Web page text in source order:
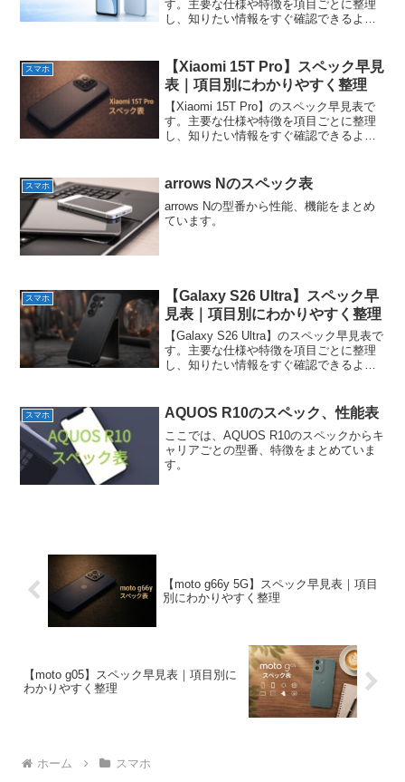
す。主要な仕様や特徴を項目ごとに整理
し、知りたい情報をすぐ確認できるよう
スマホ
【Xiaomi 15T Pro】スペック早見
表｜項目別にわかりやすく整理
【Xiaomi 15T Pro】のスペック早見表で
す。主要な仕様や特徴を項目ごとに整理
し、知りたい情報をすぐ確認できるよう
スマホ arrows Nのスペック表
arrows Nの型番から性能、機能をまとめ
ています。
スマホ
【Galaxy S26 Ultra】スペック早
見表｜項目別にわかりやすく整理
【Galaxy S26 Ultra】のスペック早見表で
す。主要な仕様や特徴を項目ごとに整理
し、知りたい情報をすぐ確認できるよう
スマホ AQUOS R10のスペック、性能表
ここでは、AQUOS R10のスペックからキ
ャリアごとの型番、特徴をまとめていま
す。
【moto g66y 5G】スペック早見表｜項目
別にわかりやすく整理
【moto g05】スペック早見表｜項目別に
わかりやすく整理
ホーム スマホ